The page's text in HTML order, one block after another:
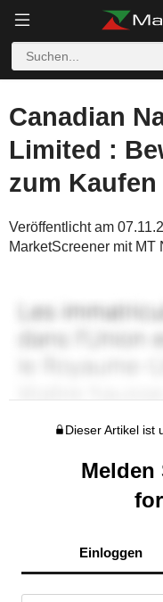
Canadian
Limited :
zum
Veröffentlicht am
MarketScreener mit MT
Dieser Artikel ist
Melden
Einloggen